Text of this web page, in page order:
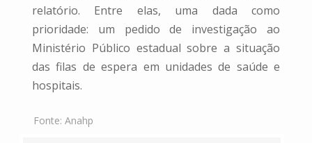
relatório. Entre elas, uma dada como
prioridade: um pedido de investigação ao
Ministério Público estadual sobre a situação
das filas de espera em unidades de saúde e
hospitais.
Fonte: Anahp